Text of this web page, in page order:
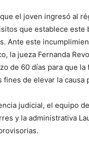
el joven ingresó al
que establece
Ante este
la jueza Fernanda
de 60 días para que
fines de elevar la
judicial, el equipo
y la administrativa